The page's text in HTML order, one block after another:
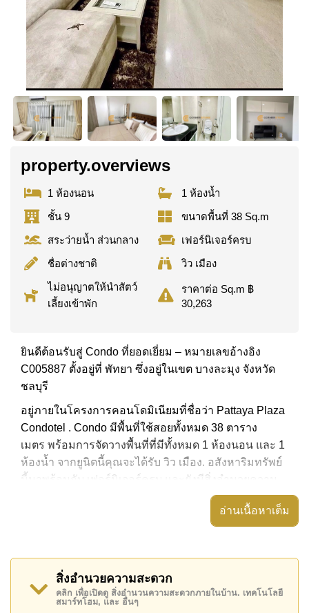
property.overviews
1 ห้องนอน
1 ห้องน้ำ
ชั้น 9
ขนาดพื้นที่ 38 Sq.m
สระว่ายน้ำ ส่วนกลาง
เฟอร์นิเจอร์ครบ
ชื่อต่างชาติ
วิว เมือง
ไม่อนุญาตให้นำสัตว์
เลี้ยงเข้าพัก
ราคาต่อ Sq.m ฿
30,263
ยินดีต้อนรับสู่ Condo ที่ยอดเยี่ยม – หมายเลขอ้างอิง
C005887 ตั้งอยู่ที่ พัทยา ซึ่งอยู่ในเขต บางละมุง จังหวัด
ชลบุรี
อยู่ภายในโครงการคอนโดมิเนียมที่ชื่อว่า Pattaya Plaza
Condotel . Condo มีพื้นที่ใช้สอยทั้งหมด 38 ตาราง
เมตร พร้อมการจัดวางพื้นที่ที่มีทั้งหมด 1 ห้องนอน และ 1
ห้องน้ำ จากยูนิตนี้คุณจะได้รับ วิว เมือง. อสังหาริมทรัพย์
นี้มาพร้อมกับ เฟอร์นิเจอร์ครบ และยังมีสิ่งอำนวยความ
อสังหาริมทรัพย์นี้สามารถใช้ สระว่ายน้ำ ส่วนกลาง ได้
กลาง ได้แก่ มินิมาร์ท, ร้านซักผ้า, รปภ.24ชม.
สถานที่สำคัญใกล้ Pattaya Plaza Condotel ได้แก่: ใกล้
ทางด่วนมอเตอร์เวย์หรือทางหลวง, บิ๊กซี เอ็กซ์ตร้า, ฟู๊ด
อ่านเนื้อหาเต็ม
สิ่งอำนวยความสะดวก
คลิก เพื่อเปิดดู สิ่งอำนวนความสะดวกภายในบ้าน. เทคโนโลยี
สมาร์ทโฮม, และ อื่นๆ